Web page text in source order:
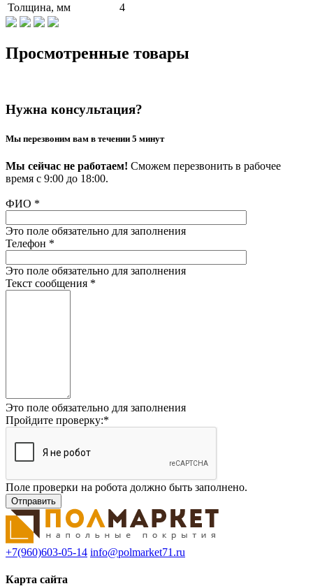
Толщина, мм
4
Просмотренные товары
Нужна консультация?
Мы перезвоним вам в течении 5 минут
Мы сейчас не работаем! Сможем перезвонить в рабочее
время с 9:00 до 18:00.
ФИО *
Это поле обязательно для заполнения
Телефон *
Это поле обязательно для заполнения
Текст сообщения *
Это поле обязательно для заполнения
Пройдите проверку:*
Поле проверки на робота должно быть заполнено.
+7(960)603-05-14 info@polmarket71.ru
Карта сайта